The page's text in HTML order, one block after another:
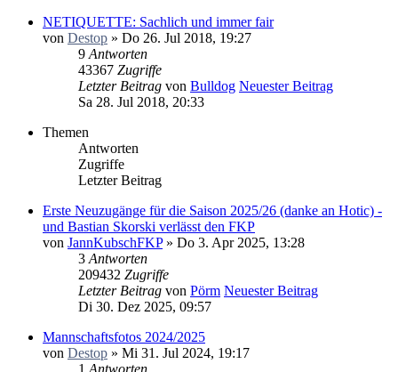
NETIQUETTE: Sachlich und immer fair
von Destop » Do 26. Jul 2018, 19:27
9 Antworten
43367 Zugriffe
Letzter Beitrag von Bulldog Neuester Beitrag
Sa 28. Jul 2018, 20:33
Themen
Antworten
Zugriffe
Letzter Beitrag
Erste Neuzugänge für die Saison 2025/26 (danke an Hotic) -
und Bastian Skorski verlässt den FKP
von JannKubschFKP» Do 3. Apr 2025, 13:28
3 Antworten
209432 Zugriffe
Letzter Beitrag von Pörm Neuester Beitrag
Di 30. Dez 2025, 09:57
Mannschaftsfotos 2024/2025
von Destop » Mi 31. Jul 2024, 19:17
1 Antworten